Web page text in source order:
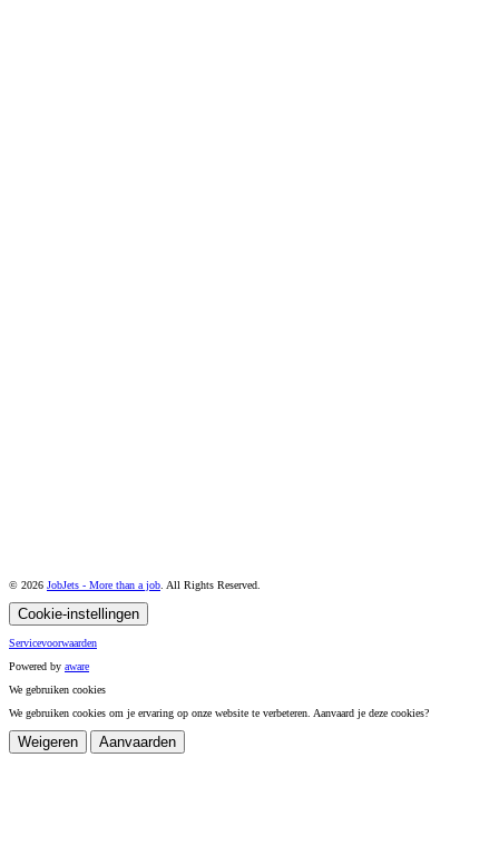
© 2026 JobJets - More than a job . All Rights Reserved.
Cookie-instellingen
Servicevoorwaarden
Powered by aware
We gebruiken cookies
We gebruiken cookies om je ervaring op onze website te verbeteren. Aanvaard je deze cookies?
Weigeren Aanvaarden